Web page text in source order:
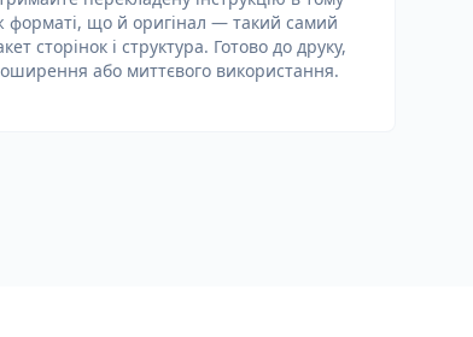
форматі, що й оригінал — такий самий
сторінок і структура. Готово до друку,
або миттєвого використання.